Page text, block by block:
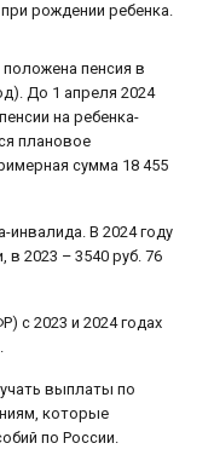
рождении ребенка.
пенсия в
До 1 апреля 2024
на ребенка-
плановое
сумма 18 455
В 2024 году
в 2023 – 3540 руб. 76
с 2023 и 2024 годах
выплаты по
которые
по России.